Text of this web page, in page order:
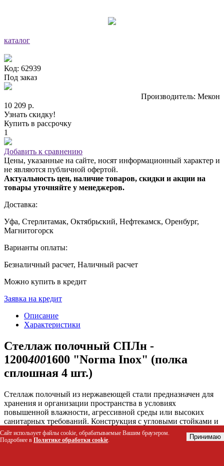
каталог
Код: 62939
Под заказ
Производитель: Мекон
10 209 р.
Узнать скидку!
Купить в рассрочку
1
Добавить к сравнению
Цены, указанные на сайте, носят информационный характер и
не являются публичной офертой.
Актуальность цен, наличие товаров, скидки и акции на
товары уточняйте у менеджеров.
Доставка:
Уфа, Стерлитамак, Октябрьский, Нефтекамск, Оренбург,
Магнитогорск
Варианты оплаты:
Безналичный расчет, Наличный расчет
Можно купить в кредит
Заявка на кредит
Описание
Характеристики
Стеллаж полочный СПЛн -
12004001600 "Norma Inox" (полка
сплошная 4 шт.)
Стеллаж полочный из нержавеющей стали предназначен для
хранения и организации пространства в условиях
повышенной влажности, агрессивной среды или высоких
санитарных требований. Конструкция с угловыми стойками и
сплошными полками обеспечивает надежную опору для
тяжелых предметов, решая проблему быстрого износа мебели
Сайт использует файлы cookie, обрабатываемые Вашим браузером.
Подробнее в Политике обработки cookie. Принимаю